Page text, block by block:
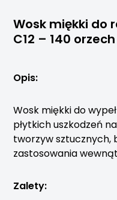
Wosk miękki do
C12 – 140
Opis:
Wosk miękki do
płytkich uszkodzeń
tworzyw sztucznych,
zastosowania
Zalety: